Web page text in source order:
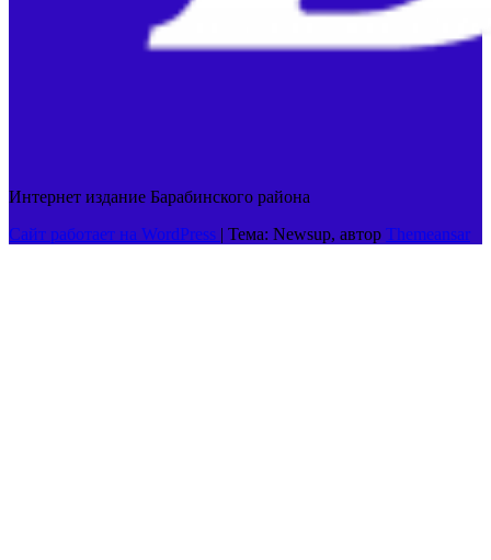
Интернет издание Барабинского района
Сайт работает на WordPress | Тема: Newsup, автор Themeansar